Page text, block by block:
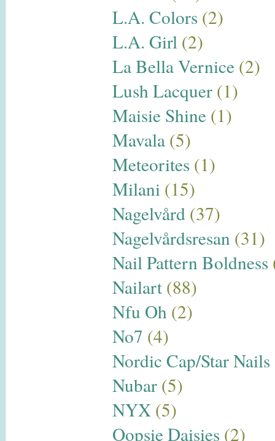
L.A. Colors (2)
L.A. Girl (2)
La Bella Vernice (2)
Lush Lacquer (1)
Maisie Shine (1)
Mavala (5)
Meteorites (1)
Milani (15)
Nagelvård (37)
Nagelvårdsresan (31)
Nail Pattern Boldness
Nailart (88)
Nfu Oh (2)
No7 (4)
Nordic Cap/Star Nails
Nubar (5)
NYX (5)
Oopsie Daisies (2)